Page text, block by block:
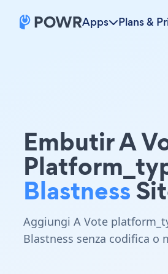
Apps Plans &
Embutir A
Blastness
Aggiungi A Vote
Blastness senza codifica o